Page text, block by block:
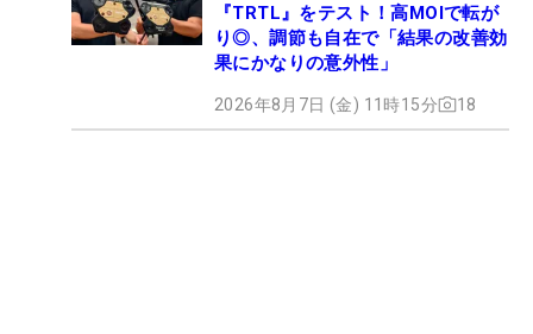
『TRTL』をテスト！高MOIで転が
り◎、調節も自在で「結果の改善効
果にかなりの意外性」
2026年8月7日 (金) 11時15分 18